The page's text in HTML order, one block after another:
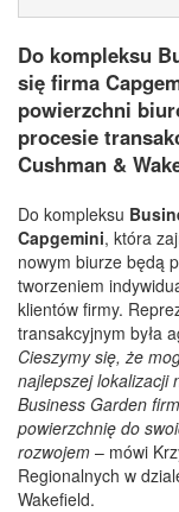
Do kompleksu
się firma
powierzchni
procesie
Cushman &
Do kompleksu
Capgemini, która
nowym biurze będą
tworzeniem
klientów firmy.
transakcyjnym była
Cieszymy się, że
najlepszej lokalizacji
Business Garden
powierzchnię do
rozwojem – mówi
Regionalnych w
Wakefield.